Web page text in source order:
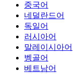
중국어
네덜란드어
독일어
러시아어
말레이시아어
벵골어
베트남어